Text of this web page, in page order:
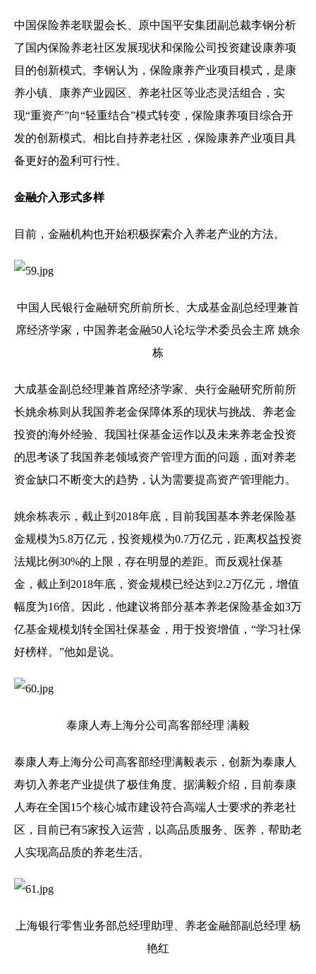
中国保险养老联盟会长、原中国平安集团副总裁李钢分析
了国内保险养老社区发展现状和保险公司投资建设康养项
目的创新模式。李钢认为，保险康养产业项目模式，是康
养小镇、康养产业园区、养老社区等业态灵活组合，实
现“重资产”向“轻重结合”模式转变，保险康养项目综合开
发的创新模式。相比自持养老社区，保险康养产业项目具
备更好的盈利可行性。
金融介入形式多样
目前，金融机构也开始积极探索介入养老产业的方法。
中国人民银行金融研究所前所长、大成基金副总经理兼首
席经济学家，中国养老金融50人论坛学术委员会主席 姚余
栋
大成基金副总经理兼首席经济学家、央行金融研究所前所
长姚余栋则从我国养老金保障体系的现状与挑战、养老金
投资的海外经验、我国社保基金运作以及未来养老金投资
的思考谈了我国养老领域资产管理方面的问题，面对养老
资金缺口不断变大的趋势，认为需要提高资产管理能力。
姚余栋表示，截止到2018年底，目前我国基本养老保险基
金规模为5.8万亿元，投资规模为0.7万亿元，距离权益投资
法规比例30%的上限，存在明显的差距。而反观社保基
金，截止到2018年底，资金规模已经达到2.2万亿元，增值
幅度为16倍。因此，他建议将部分基本养老保险基金如3万
亿基金规模划转全国社保基金，用于投资增值，“学习社保
好榜样。”他如是说。
泰康人寿上海分公司高客部经理 满毅
泰康人寿上海分公司高客部经理满毅表示，创新为泰康人
寿切入养老产业提供了极佳角度。据满毅介绍，目前泰康
人寿在全国15个核心城市建设符合高端人士要求的养老社
区，目前已有5家投入运营，以高品质服务、医养，帮助老
人实现高品质的养老生活。
上海银行零售业务部总经理助理、养老金融部副总经理 杨
艳红